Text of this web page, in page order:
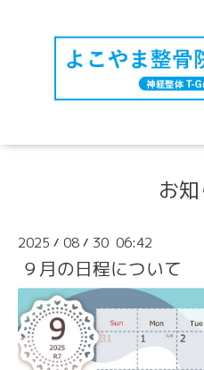
お
2025 / 08 / 30 06:42
９月の日程について